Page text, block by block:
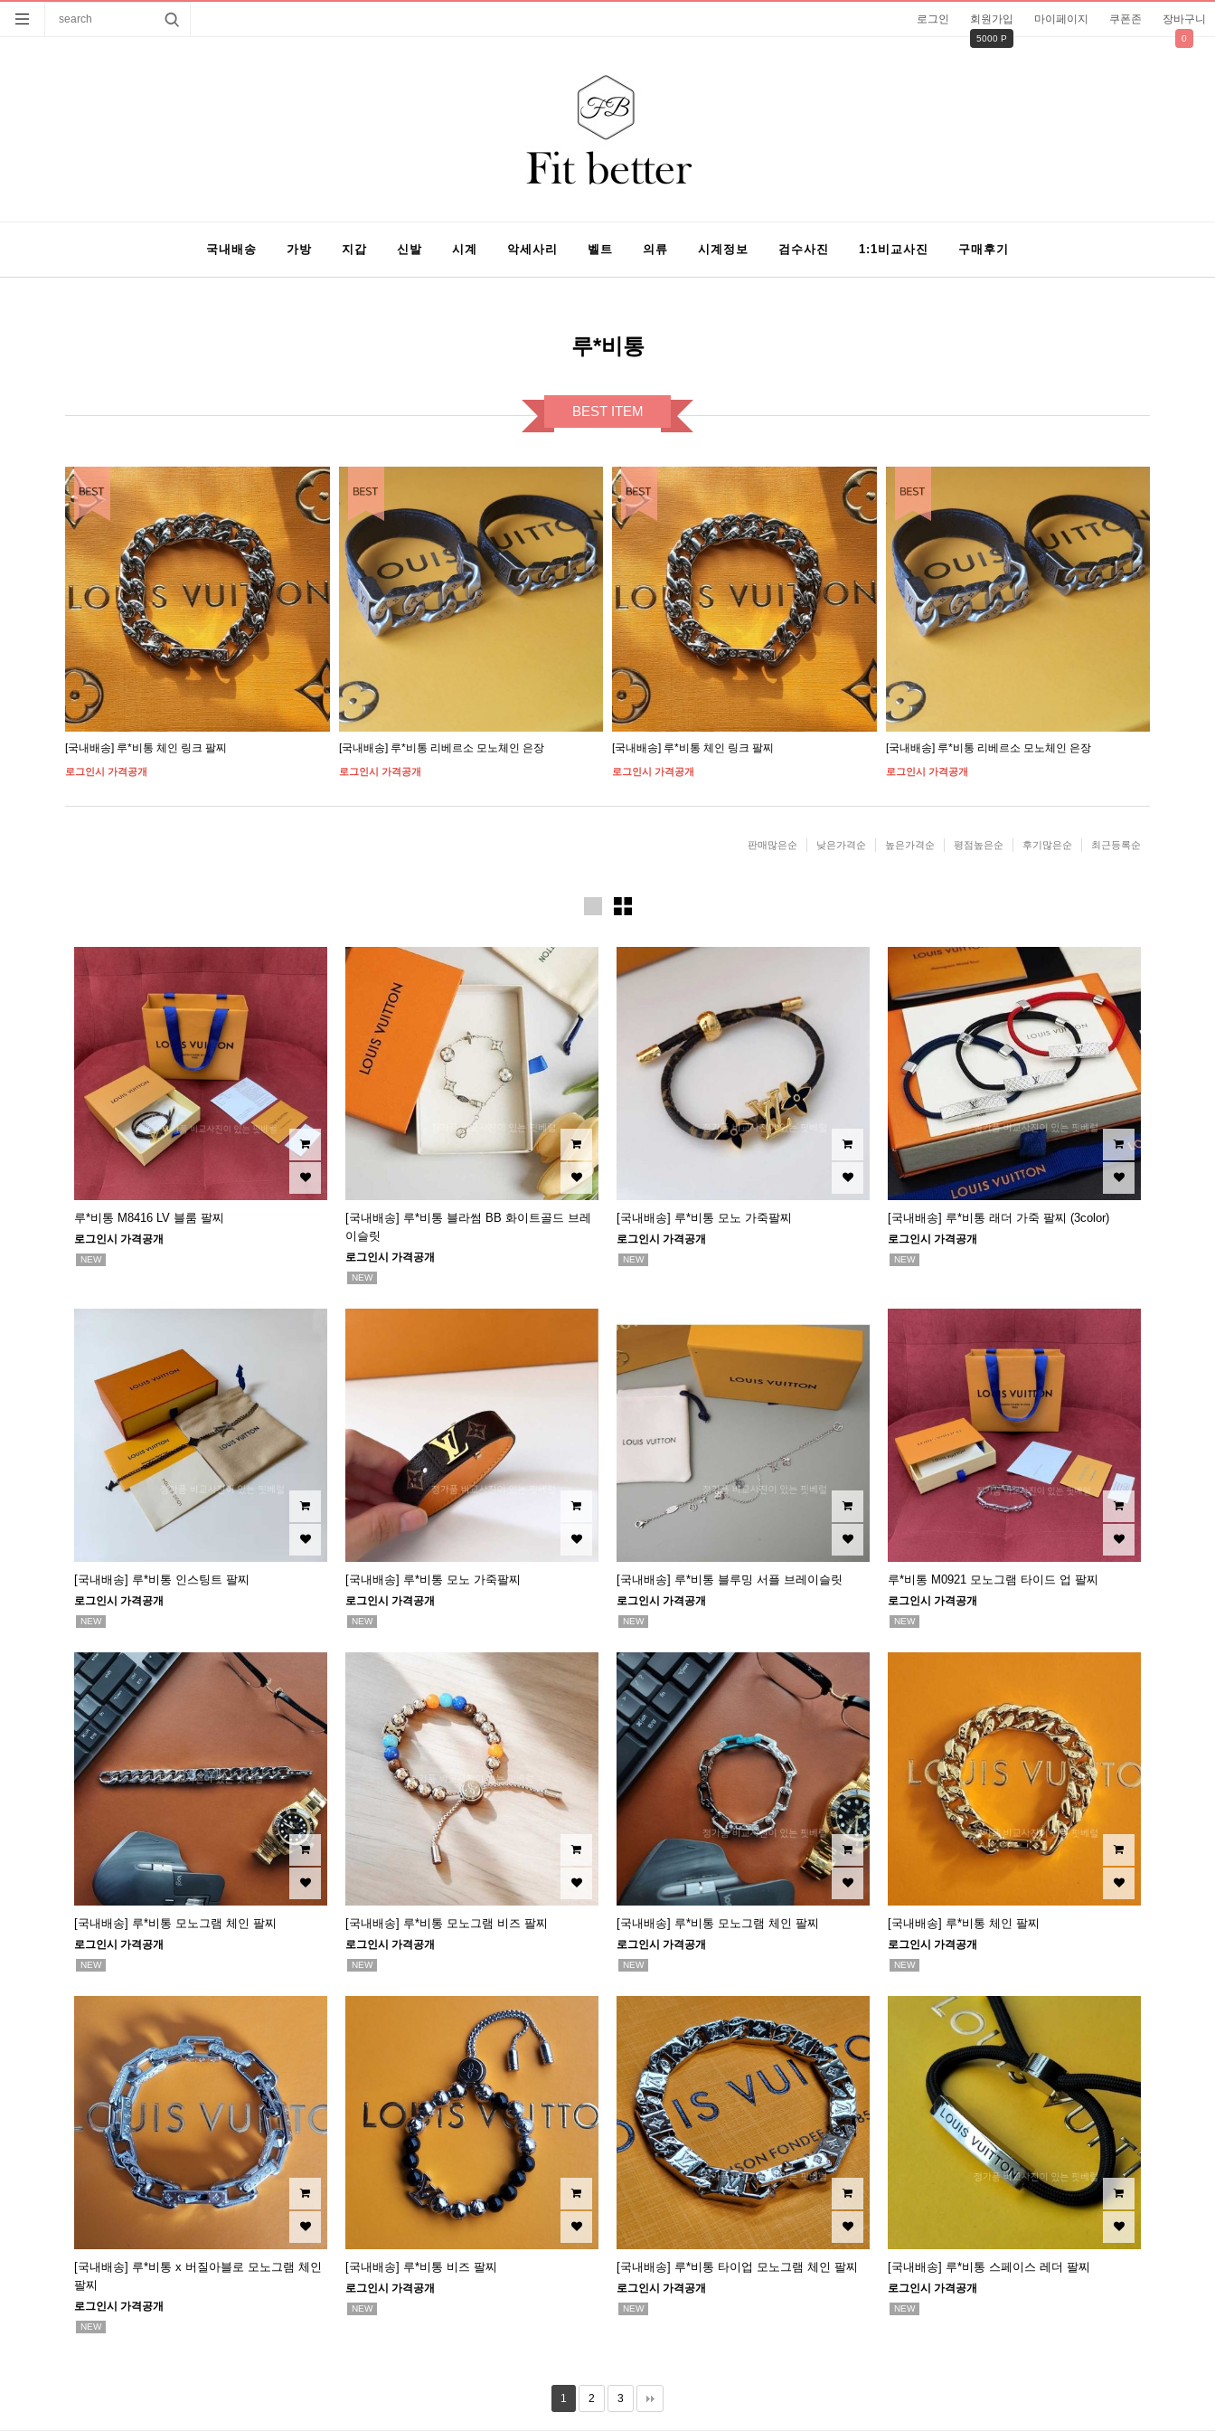
로그인 회원가입
5000 P
마이페이지 쿠폰존 장바구니
0
국내배송 가방 지갑 신발 시계 악세사리 벨트 의류 시계정보 검수사진 1:1비교사진 구매후기
루*비통
BEST ITEM
[국내배송] 루*비통 체인 링크 팔찌
로그인시 가격공개
[국내배송] 루*비통 리베르소 모노체인 은장
로그인시 가격공개
[국내배송] 루*비통 체인 링크 팔찌
로그인시 가격공개
[국내배송] 루*비통 리베르소 모노체인 은장
로그인시 가격공개
BEST ITEM
판매많은순 낮은가격순 높은가격순 평점높은순 후기많은순 최근등록순
루*비통 M8416 LV 블룸 팔찌
로그인시 가격공개
NEW
[국내배송] 루*비통 블라썸 BB 화이트골드 브레
이슬릿
로그인시 가격공개
NEW
[국내배송] 루*비통 모노 가죽팔찌
로그인시 가격공개
NEW
[국내배송] 루*비통 래더 가죽 팔찌 (3color)
로그인시 가격공개
NEW
[국내배송] 루*비통 인스팅트 팔찌
로그인시 가격공개
NEW
[국내배송] 루*비통 모노 가죽팔찌
로그인시 가격공개
NEW
[국내배송] 루*비통 블루밍 서플 브레이슬릿
로그인시 가격공개
NEW
루*비통 M0921 모노그램 타이드 업 팔찌
로그인시 가격공개
NEW
[국내배송] 루*비통 모노그램 체인 팔찌
로그인시 가격공개
NEW
[국내배송] 루*비통 모노그램 비즈 팔찌
로그인시 가격공개
NEW
[국내배송] 루*비통 모노그램 체인 팔찌
로그인시 가격공개
NEW
[국내배송] 루*비통 체인 팔찌
로그인시 가격공개
NEW
[국내배송] 루*비통 x 버질아블로 모노그램 체인
팔찌
로그인시 가격공개
NEW
[국내배송] 루*비통 비즈 팔찌
로그인시 가격공개
NEW
[국내배송] 루*비통 타이업 모노그램 체인 팔찌
로그인시 가격공개
NEW
[국내배송] 루*비통 스페이스 레더 팔찌
로그인시 가격공개
NEW
1 2 3